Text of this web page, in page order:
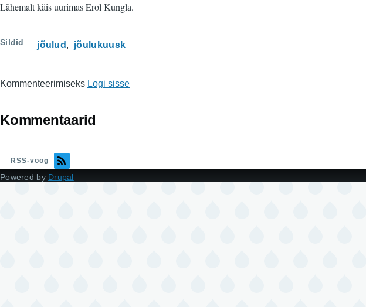
Lähemalt käis uurimas Erol Kungla.
Sildid jõulud jõulukuusk
Kommenteerimiseks Logi sisse
Kommentaarid
RSS-voog
Powered by Drupal